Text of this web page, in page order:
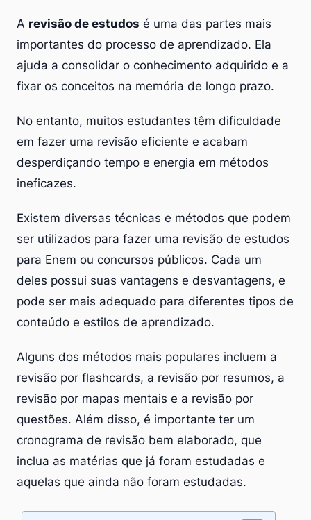
A revisão de estudos é uma das partes mais
importantes do processo de aprendizado. Ela
ajuda a consolidar o conhecimento adquirido e a
fixar os conceitos na memória de longo prazo.
No entanto, muitos estudantes têm dificuldade
em fazer uma revisão eficiente e acabam
desperdiçando tempo e energia em métodos
ineficazes.
Existem diversas técnicas e métodos que podem
ser utilizados para fazer uma revisão de estudos
para Enem ou concursos públicos. Cada um
deles possui suas vantagens e desvantagens, e
pode ser mais adequado para diferentes tipos de
conteúdo e estilos de aprendizado.
Alguns dos métodos mais populares incluem a
revisão por flashcards, a revisão por resumos, a
revisão por mapas mentais e a revisão por
questões. Além disso, é importante ter um
cronograma de revisão bem elaborado, que
inclua as matérias que já foram estudadas e
aquelas que ainda não foram estudadas.